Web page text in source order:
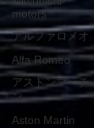
motors
アルファロメオ
Alfa Romeo
アストンマーチ
ン
Aston Martin